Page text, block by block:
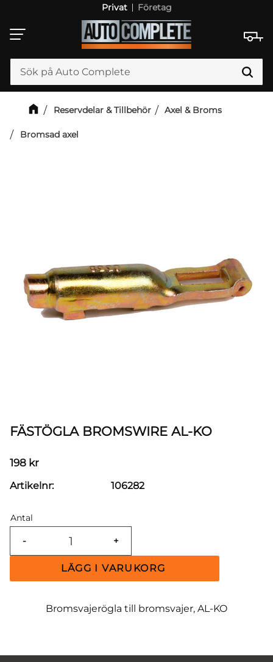
Meny
Privat Företag
Reservdelar & Tillbehör Axel & Broms
Bromsad axel
FÄSTÖGLA BROMSWIRE AL-KO
198 kr
Antal
+
-
Artikelnr 106282
Bromsvajerögla till bromsvajer, AL-KO